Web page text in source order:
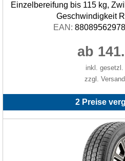
Einzelbereifung bis 115 kg,
Geschwindigkeit
EAN:
ab
inkl. gesetzl.
zzgl.
2 Preise